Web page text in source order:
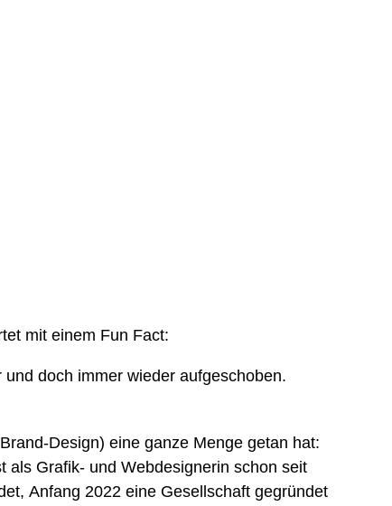
mit einem Fun Fact:
doch immer wieder aufgeschoben.
Design) eine ganze Menge getan hat:
als Grafik- und Webdesignerin schon seit
Anfang 2022 eine Gesellschaft gegründet